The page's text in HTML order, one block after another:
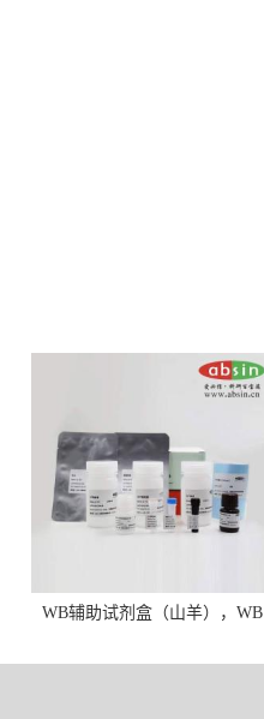
WB辅助试剂盒（山羊），WB